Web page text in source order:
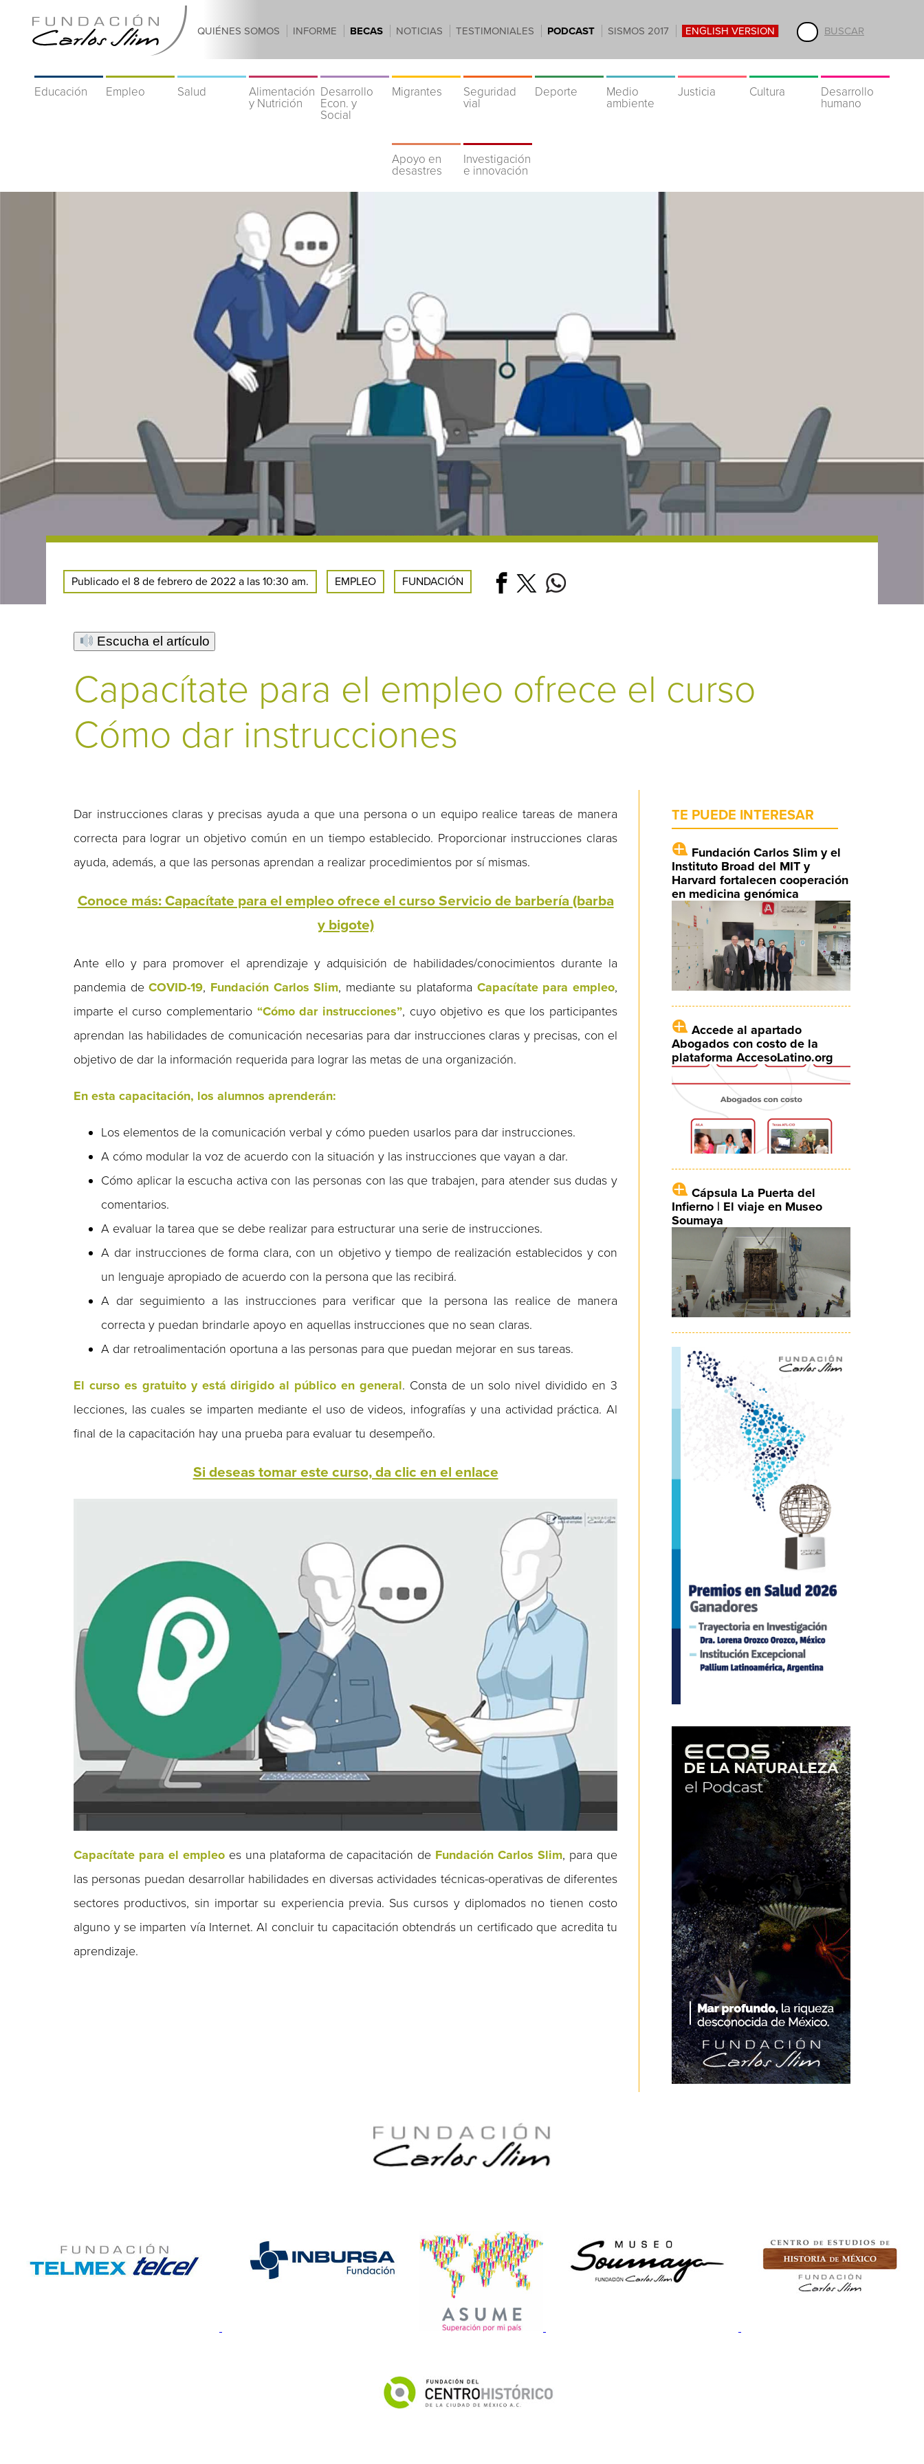
BUSCAR
QUIÉNES SOMOS INFORME BECAS NOTICIAS TESTIMONIALES PODCAST SISMOS 2017 ENGLISH VERSION
Educación Empleo Salud
Alimentación
y Nutrición
Desarrollo
Econ. y
Social
Migrantes
Seguridad
vial
Deporte
Medio
ambiente
Justicia Cultura
Desarrollo
humano
Apoyo en
desastres
Investigación
e innovación
Publicado el 8 de febrero de 2022 a las 10:30 am. EMPLEO FUNDACIÓN
Escucha el artículo
Capacítate para el empleo ofrece el curso
Cómo dar instrucciones
Dar instrucciones claras y precisas ayuda a que una persona o un equipo realice tareas de manera
correcta para lograr un objetivo común en un tiempo establecido. Proporcionar instrucciones claras
ayuda, además, a que las personas aprendan a realizar procedimientos por sí mismas.
Conoce más: Capacítate para el empleo ofrece el curso Servicio de barbería (barba
y bigote)
Ante ello y para promover el aprendizaje y adquisición de habilidades/conocimientos durante la
pandemia deCOVID-19, Fundación Carlos Slim, mediante su plataforma Capacítate para empleo,
imparte el curso complementario “Cómo dar instrucciones”, cuyo objetivo es que los participantes
aprendan las habilidades de comunicación necesarias para dar instrucciones claras y precisas, con el
objetivo de dar la información requerida para lograr las metas de una organización.
En esta capacitación, los alumnos aprenderán:
Los elementos de la comunicación verbal y cómo pueden usarlos para dar instrucciones.
A cómo modular la voz de acuerdo con la situación y las instrucciones que vayan a dar.
Cómo aplicar la escucha activa con las personas con las que trabajen, para atender sus dudas y
comentarios.
A evaluar la tarea que se debe realizar para estructurar una serie de instrucciones.
A dar instrucciones de forma clara, con un objetivo y tiempo de realización establecidos y con
un lenguaje apropiado de acuerdo con la persona que las recibirá.
A dar seguimiento a las instrucciones para verificar que la persona las realice de manera
correcta y puedan brindarle apoyo en aquellas instrucciones que no sean claras.
A dar retroalimentación oportuna a las personas para que puedan mejorar en sus tareas.
El curso es gratuito y está dirigido al público en general. Consta de un solo nivel dividido en 3
lecciones, las cuales se imparten mediante el uso de videos, infografías y una actividad práctica. Al
final de la capacitación hay una prueba para evaluar tu desempeño.
Si deseas tomar este curso, da clic en el enlace
Capacítate para el empleoes una plataforma de capacitación de Fundación Carlos Slim, para que
las personas puedan desarrollar habilidades en diversas actividades técnicas-operativas de diferentes
sectores productivos, sin importar su experiencia previa. Sus cursos y diplomados no tienen costo
alguno y se imparten vía Internet. Al concluir tu capacitación obtendrás un certificado que acredita tu
aprendizaje.
TE PUEDE INTERESAR
Fundación Carlos Slim y el
Instituto Broad del MIT y
Harvard fortalecen cooperación
en medicina genómica
Accede al apartado
Abogados con costo de la
plataforma AccesoLatino.org
Cápsula La Puerta del
Infierno | El viaje en Museo
Soumaya